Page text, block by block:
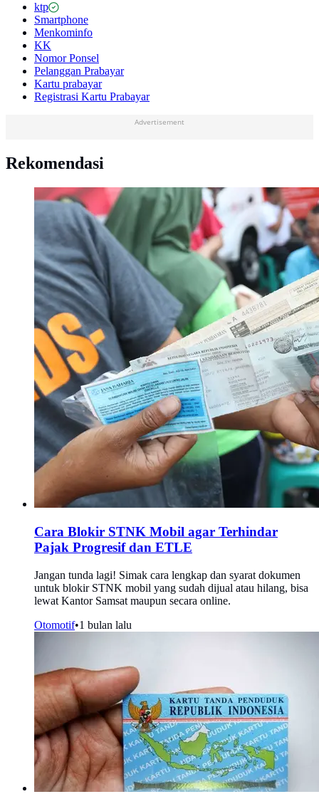
ktp
Smartphone
Menkominfo
KK
Nomor Ponsel
Pelanggan Prabayar
Kartu prabayar
Registrasi Kartu Prabayar
Advertisement
Rekomendasi
Cara Blokir STNK Mobil agar Terhindar
Pajak Progresif dan ETLE
Jangan tunda lagi! Simak cara lengkap dan syarat dokumen
untuk blokir STNK mobil yang sudah dijual atau hilang, bisa
lewat Kantor Samsat maupun secara online.
Otomotif•1 bulan lalu